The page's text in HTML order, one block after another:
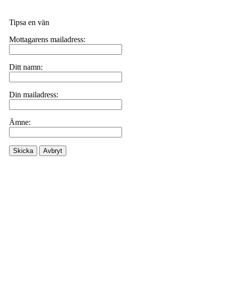
Tipsa en vän
Mottagarens mailadress:
Ditt namn:
Din mailadress:
Ämne:
Skicka Avbryt